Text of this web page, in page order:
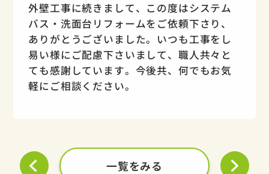
外壁工事に続きまして、この度はシステム
バス・洗面台リフォームをご依頼下さり、
ありがとうございました。いつも工事をし
易い様にご配慮下さいまして、職人共々と
ても感謝しています。今後共、何でもお気
軽にご相談ください。
一覧をみる